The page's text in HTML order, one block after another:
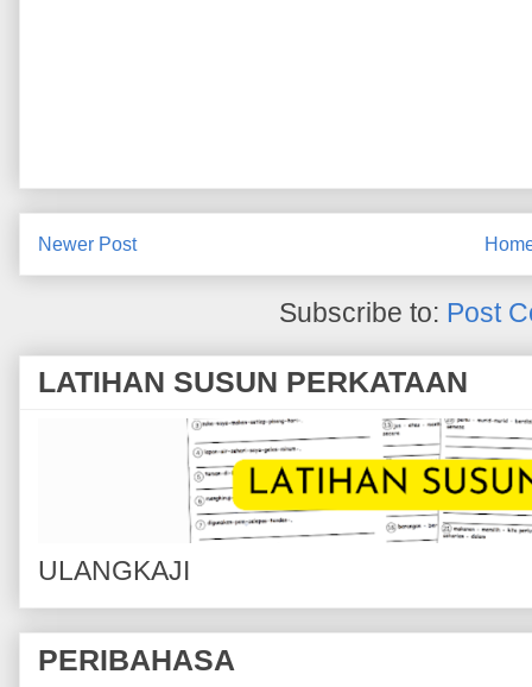
Newer Post
Subscribe to: Post
LATIHAN SUSUN PERKATAAN
ULANGKAJI
PERIBAHASA